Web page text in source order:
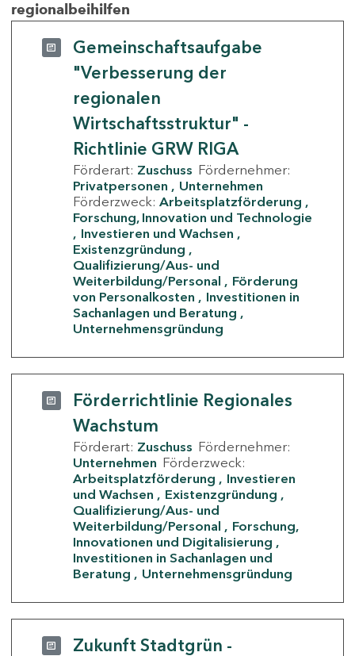
regionalbeihilfen
Gemeinschaftsaufgabe
"Verbesserung der
regionalen
Wirtschaftsstruktur" -
Richtlinie GRW RIGA
Förderart: Zuschuss Fördernehmer:
Privatpersonen
Unternehmen
Förderzweck: Arbeitsplatzförderung
Forschung, Innovation und Technologie
Investieren und Wachsen
Existenzgründung
Qualifizierung/Aus- und
Weiterbildung/Personal
Förderung
von Personalkosten
Investitionen in
Sachanlagen und Beratung
Unternehmensgründung
Förderrichtlinie Regionales
Wachstum
Förderart: Zuschuss Fördernehmer:
Unternehmen Förderzweck:
Arbeitsplatzförderung
Investieren
und Wachsen
Existenzgründung
Qualifizierung/Aus- und
Weiterbildung/Personal
Forschung,
Innovationen und Digitalisierung
Investitionen in Sachanlagen und
Beratung
Unternehmensgründung
Zukunft Stadtgrün -